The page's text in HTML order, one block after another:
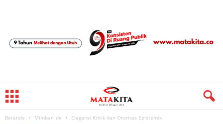
Beranda Mimbar Ide Elegansi Kritik dan Otoritas Epistemik